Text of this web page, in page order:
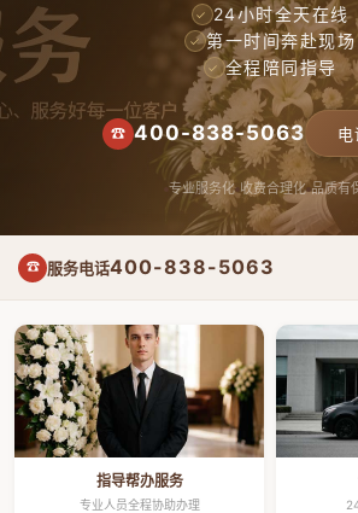
✓ 24小时全天在线
✓ 第一时间奔赴现场
✓ 全程陪同指导
☎ 400-838-5063
专业服务化 收费合理化 品质有
☎ 服务电话400-838-5063
指导帮办服务
专业人员全程协助办理